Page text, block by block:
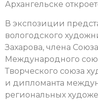
Архангельске
В экспозиции
вологодского
Захарова, члена
Международного
Творческого союза
и дипломанта
региональных